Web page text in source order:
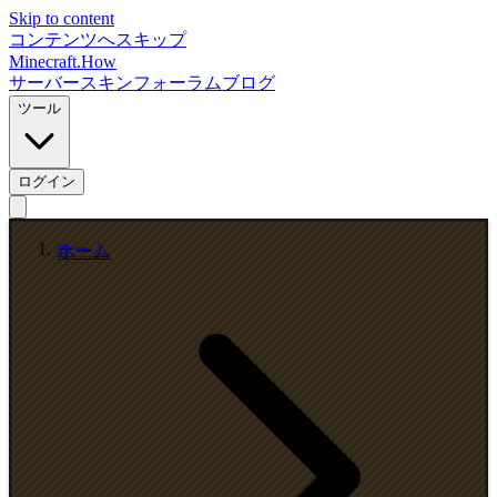
Skip to content
コンテンツへスキップ
Minecraft.How
サーバースキンフォーラムブログ
ツール
ログイン
ホーム